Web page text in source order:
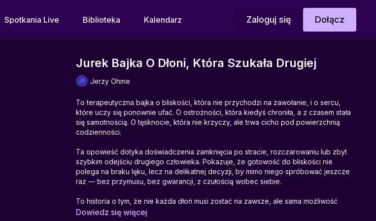
Spotkania Live Biblioteka Kalendarz Zaloguj się Dołącz
Jurek Bajka O Dłoni, Która Szukała Drugiej
Jerzy Ohme
To terapeutyczna bajka o bliskości, która nie przychodzi na zawołanie, i o sercu,
które uczy się ponownie ufać. O ostrożności, która kiedyś chroniła, a z czasem stała
się samotnością. O tęsknocie, która nie krzyczy, ale trwa cicho pod powierzchnią
codzienności.
Ta opowieść dotyka doświadczenia zamknięcia po stracie, rozczarowaniu lub zbyt
szybkim odejściu drugiego człowieka. Pokazuje, że gotowość do bliskości nie
polega na braku lęku, lecz na delikatnej decyzji, by mimo niego spróbować jeszcze
raz — bez przymusu, bez gwarancji, z czułością wobec siebie.
To historia o tym, że nie każda dłoń musi zostać na zawsze, ale sama możliwość
spotkania ma w sobie moc uzdrawiania.
Dowiedz się więcej